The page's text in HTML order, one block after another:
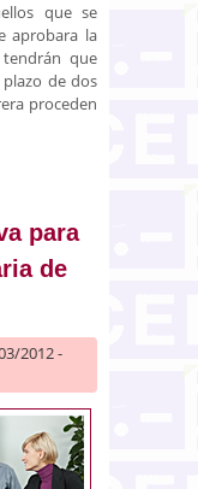
que se
aprobara la
que
de dos
proceden
para
de
2012 -